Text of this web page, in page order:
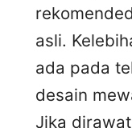
asli.
ada pada
desain
Jika